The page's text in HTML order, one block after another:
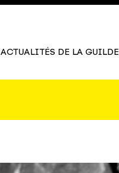
ACTUALITÉS DE LA GUILDE